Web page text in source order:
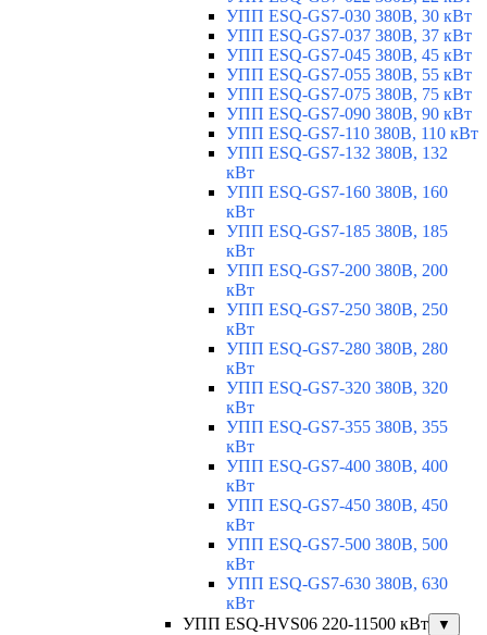
УПП ESQ-GS7-030 380В, 30 кВт
УПП ESQ-GS7-037 380В, 37 кВт
УПП ESQ-GS7-045 380В, 45 кВт
УПП ESQ-GS7-055 380В, 55 кВт
УПП ESQ-GS7-075 380В, 75 кВт
УПП ESQ-GS7-090 380В, 90 кВт
УПП ESQ-GS7-110 380В, 110 кВт
УПП ESQ-GS7-132 380В, 132
кВт
УПП ESQ-GS7-160 380В, 160
кВт
УПП ESQ-GS7-185 380В, 185
кВт
УПП ESQ-GS7-200 380В, 200
кВт
УПП ESQ-GS7-250 380В, 250
кВт
УПП ESQ-GS7-280 380В, 280
кВт
УПП ESQ-GS7-320 380В, 320
кВт
УПП ESQ-GS7-355 380В, 355
кВт
УПП ESQ-GS7-400 380В, 400
кВт
УПП ESQ-GS7-450 380В, 450
кВт
УПП ESQ-GS7-500 380В, 500
кВт
УПП ESQ-GS7-630 380В, 630
кВт
УПП ESQ-HVS06 220-11500 кВт
▼